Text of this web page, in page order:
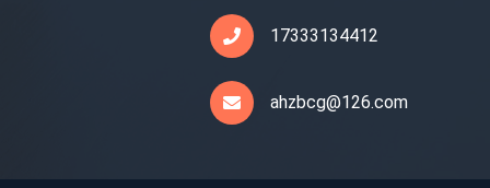
17333134412
ahzbcg@126.com